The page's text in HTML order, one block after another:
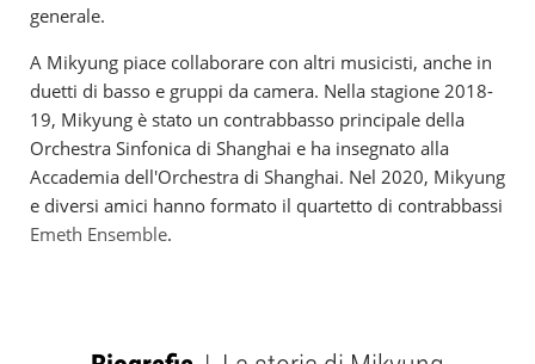
generale.
A Mikyung piace collaborare con altri musicisti, anche in
duetti di basso e gruppi da camera. Nella stagione 2018-
19, Mikyung è stato un contrabbasso principale della
Orchestra Sinfonica di Shanghai e ha insegnato alla
Accademia dell'Orchestra di Shanghai. Nel 2020, Mikyung
e diversi amici hanno formato il quartetto di contrabbassi
Emeth Ensemble.